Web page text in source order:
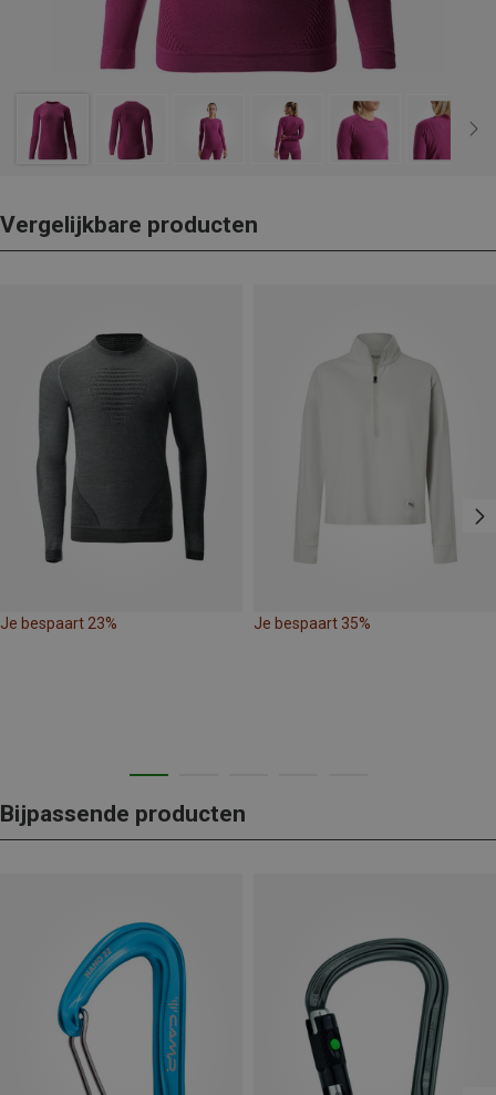
Vergelijkbare producten
Je bespaart 23% Je bespaart 35%
Bijpassende producten